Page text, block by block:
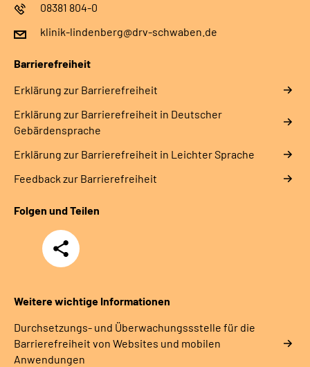
08381 804-0
klinik-lindenberg@drv-schwaben.de
Barrierefreiheit
Erklärung zur Barrierefreiheit
Erklärung zur Barrierefreiheit in Deutscher
Gebärdensprache
Erklärung zur Barrierefreiheit in Leichter Sprache
Feedback zur Barrierefreiheit
Folgen und Teilen
Teilen
Weitere wichtige Informationen
Durchsetzungs- und Überwachungssstelle für die
Barrierefreiheit von Websites und mobilen
Anwendungen